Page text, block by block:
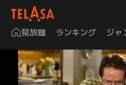
見放題 ランキング ジャ